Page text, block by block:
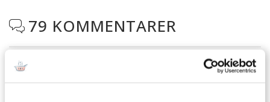
 79 KOMMENTARER
Katrine